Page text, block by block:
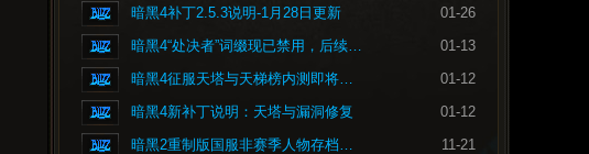
暗黑4补丁2.5.3说明-1月28日更新
01-26
暗黑4“处决者”词缀现已禁用，后续将重做
01-13
暗黑4征服天塔与天梯榜内测即将开启
01-12
暗黑4新补丁说明：天塔与漏洞修复
01-12
暗黑2重制版国服非赛季人物存档问题的修复公告
11-21